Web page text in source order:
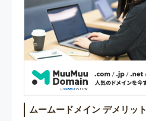
ムームードメイン デメリット